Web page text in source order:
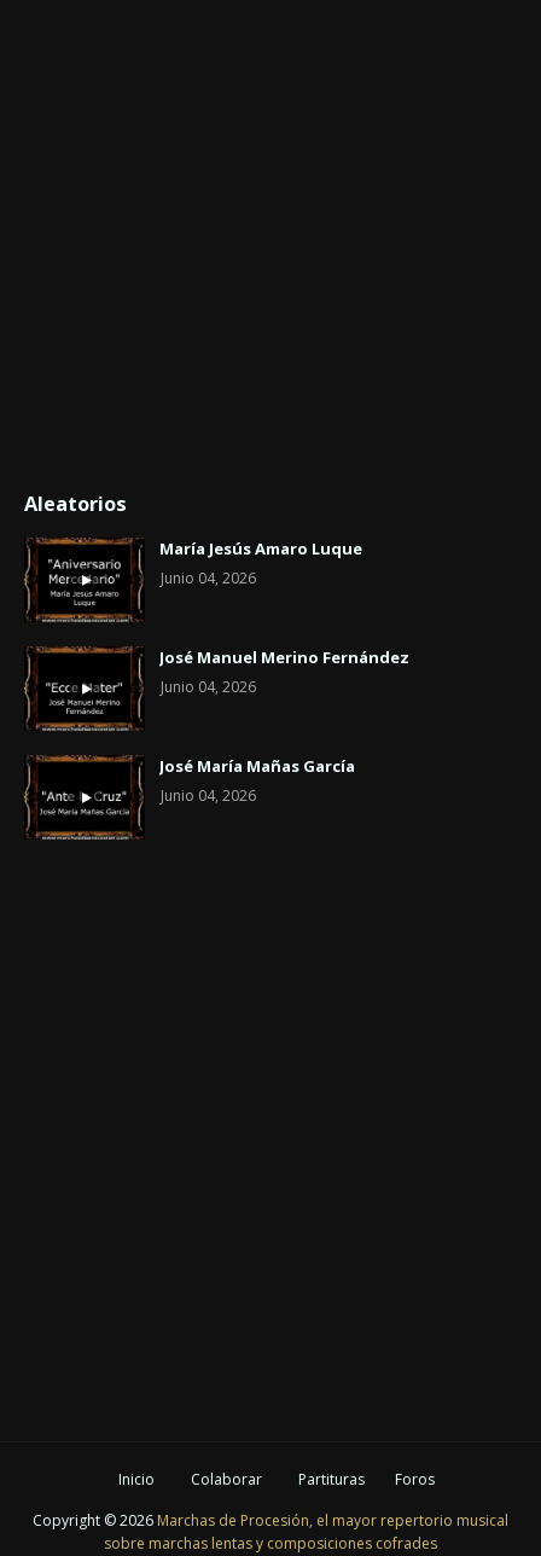
Aleatorios
María Jesús Amaro Luque
Junio 04, 2026
José Manuel Merino Fernández
Junio 04, 2026
José María Mañas García
Junio 04, 2026
Inicio Colaborar Partituras
Foros
Copyright ©2026 Marchas de Procesión, el mayor repertorio musical
sobre marchas lentas y composiciones cofrades